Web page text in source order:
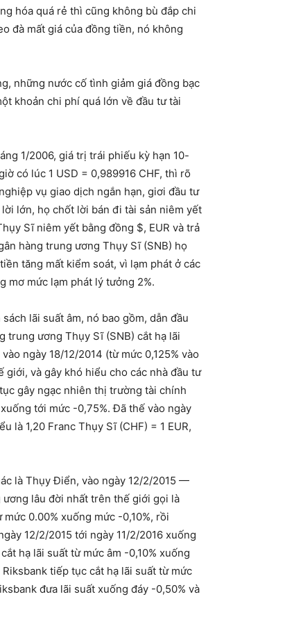
hóa quá rẻ thì cũng không bù đắp chi
đà mất giá của đồng tiền, nó không
những nước cố tình giảm giá đồng bạc
khoản chi phí quá lớn về đầu tư tài
1/2006, giá trị trái phiếu kỳ hạn 10-
có lúc 1 USD = 0,989916 CHF, thì rõ
vụ giao dịch ngắn hạn, giơi đầu tư
lớn, họ chốt lời bán đi tài sản niêm yết
Sĩ niêm yết bằng đồng $, EUR và trả
hàng trung ương Thụy Sĩ (SNB) họ
tăng mất kiểm soát, vì lạm phát ở các
mơ mức lạm phát lý tưởng 2%.
lãi suất âm, nó bao gồm, dẫn đầu
trung ương Thụy Sĩ (SNB) cắt hạ lãi
ngày 18/12/2014 (từ mức 0,125% vào
và gây khó hiểu cho các nhà đầu tư
gây ngạc nhiên thị trường tài chính
tới mức -0,75%. Đã thế vào ngày
là 1,20 Franc Thụy Sĩ (CHF) = 1 EUR,
là Thụy Điển, vào ngày 12/2/2015 —
lâu đời nhất trên thế giới gọi là
0.00% xuống mức -0,10%, rồi
12/2/2015 tới ngày 11/2/2016 xuống
hạ lãi suất từ mức âm -0,10% xuống
tiếp tục cắt hạ lãi suất từ mức
đưa lãi suất xuống đáy -0,50% và